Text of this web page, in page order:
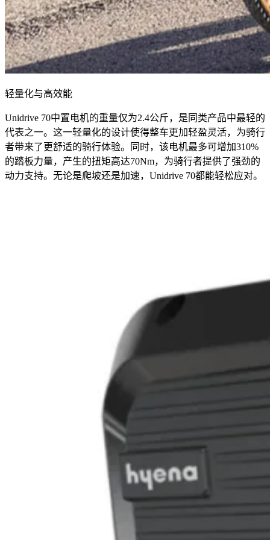
轻量化与高效能
Unidrive 70中置电机的重量仅为2.4公斤，是同类产品中最轻的
代表之一。这一轻量化的设计使得整车更加轻盈灵活，为骑行
者带来了更舒适的骑行体验。同时，该电机最多可增加310%
的踏板力量，产生的扭矩高达70Nm，为骑行者提供了强劲的
动力支持。无论是爬坡还是加速，Unidrive 70都能轻松应对。